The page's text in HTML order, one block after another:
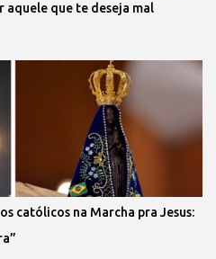
aquele que te deseja mal
católicos na Marcha pra Jesus: